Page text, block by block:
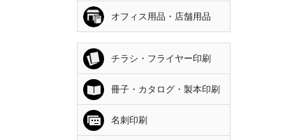
オフィス用品・店舗用品
チラシ・フライヤー印刷
冊子・カタログ・製本印刷
名刺印刷